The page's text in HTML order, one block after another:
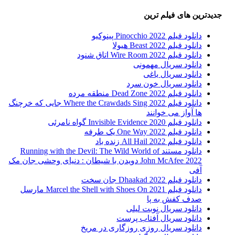
جدیدترین های فیلم ترین
دانلود فیلم Pinocchio 2022 پینوکیو
دانلود فیلم Beast 2022 هیولا
دانلود فیلم Wire Room 2022 اتاق شنود
دانلود سریال مهمونی
دانلود سریال یاغی
دانلود سریال خون سرد
دانلود فیلم 2022 Dead Zone منطقه مرده
دانلود فیلم Where the Crawdads Sing 2022 جایی که خرچنگ
ها آواز می خوانند
دانلود فیلم 2020 Invisible Evidence گواه نامرئی
دانلود فیلم One Way 2022 یک طرفه
دانلود فیلم All Hail 2022 زنده باد
دانلود مستند Running with the Devil: The Wild World of
John McAfee 2022 دویدن با شیطان : دنیای وحشی جان مک
آفی
دانلود فیلم Dhaakad 2022 جان سخت
دانلود فیلم Marcel the Shell with Shoes On 2021 مارسل
صدف کفش به پا
دانلود سریال نوبت لیلی
دانلود سریال آفتاب پرست
دانلود سریال روزی روزگاری در مریخ